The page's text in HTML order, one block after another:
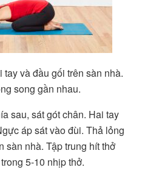
tay và đầu gối trên sàn nhà.
song gần nhau.
sau, sát gót chân. Hai tay
áp sát vào đùi. Thả lỏng
sàn nhà. Tập trung hít thở
5-10 nhịp thở.